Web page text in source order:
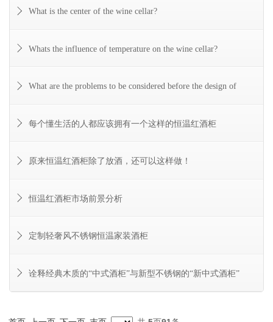
What is the center of the wine cellar?
Whats the influence of temperature on the wine cellar?
What are the problems to be considered before the design of
每个懂生活的人都应该拥有一个这样的恒温红酒柜
原来恒温红酒柜除了放酒，还可以这样做！
恒温红酒柜市场前景分析
定制轻奢风不锈钢恒温家装酒柜
诠释经典木质的“中式酒柜”与新型不锈钢的“新中式酒柜”